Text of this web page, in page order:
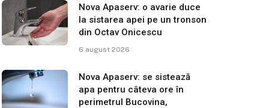
Nova Apaserv: o avarie duce
la sistarea apei pe un tronson
din Octav Onicescu
6 august 2026
Nova Apaserv: se sistează
apa pentru câteva ore în
perimetrul Bucovina,